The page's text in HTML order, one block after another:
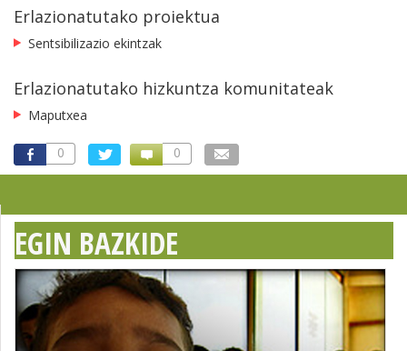
Erlazionatutako proiektua
Sentsibilizazio ekintzak
Erlazionatutako hizkuntza komunitateak
Maputxea
0 0
EGIN BAZKIDE